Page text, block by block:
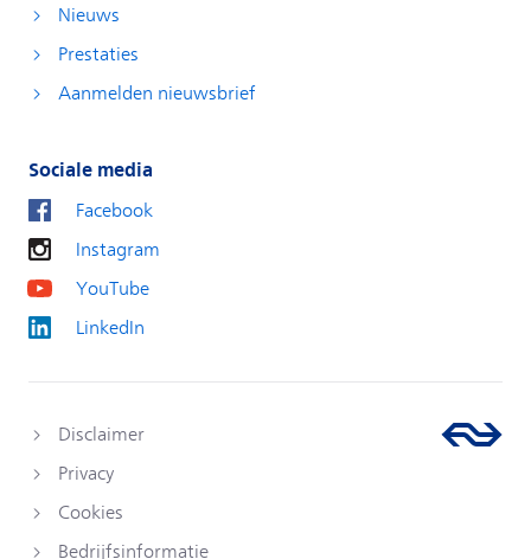
Nieuws
Prestaties
Aanmelden nieuwsbrief
Sociale media
Facebook
Instagram
YouTube
LinkedIn
Disclaimer
Privacy
Cookies
Bedrijfsinformatie